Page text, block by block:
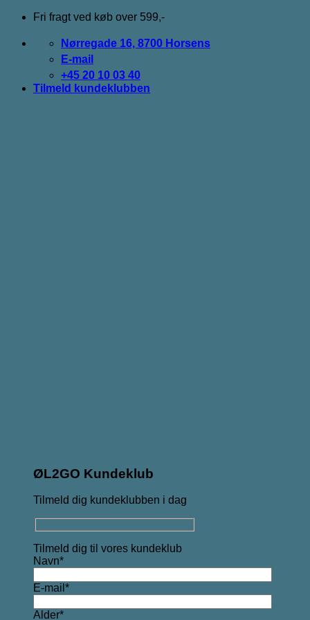
Fortsæt
indhold
Fri fragt ved køb over 599,-
Nørregade 16, 8700 Horsens
E-mail
+45 20 10 03 40
Tilmeld kundeklubben
ØL2GO Kundeklub
Tilmeld dig kundeklubben i dag
Tilmeld dig til vores kundeklub
Navn*
E-mail*
Alder*